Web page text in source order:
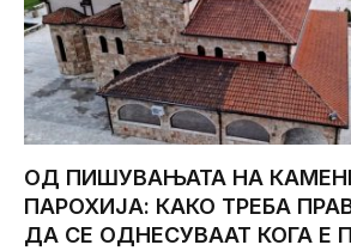
ОД ПИШУВАЊАТА НА
ПАРОХИЈА: КАКО ТРЕБА
ДА СЕ ОДНЕСУВААТ КОГА Е